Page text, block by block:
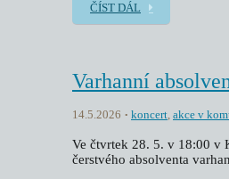
ČÍST DÁL
Varhanní
14.5.2026 koncert, akce v
Ve čtvrtek 28. 5. v 18:00 v
čerstvého absolventa